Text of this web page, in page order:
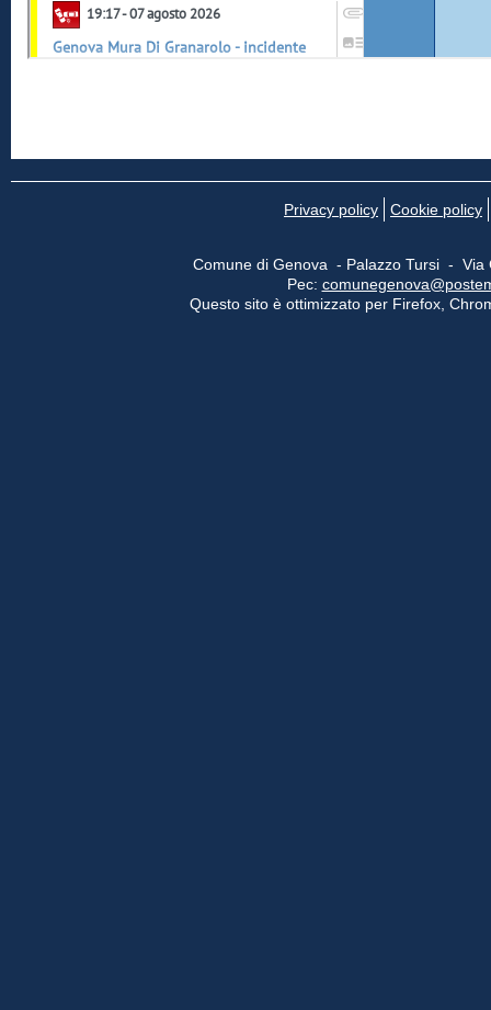
Privacy policy Cookie policy
Comune di Genova - Palazzo Tursi -
Pec:
Questo sito è ottimizzato per Firefox,